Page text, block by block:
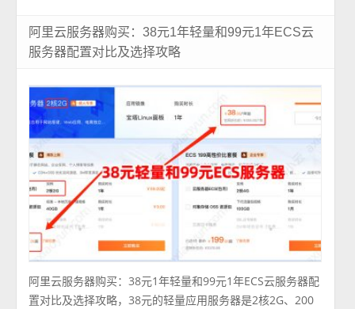
阿里云服务器购买：38元1年轻量和99元1年ECS云
服务器配置对比及选择攻略
阿里云服务器购买：38元1年轻量和99元1年ECS云服务器配
置对比及选择攻略，38元的轻量应用服务器是2核2G、200